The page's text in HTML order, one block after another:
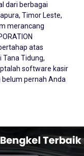
dari berbagai
Timor Leste,
merancang
atas
Tidung,
software kasir
pernah Anda